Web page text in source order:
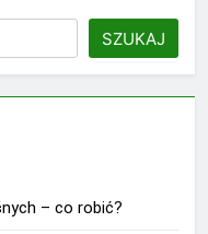
SZUKAJ
– co robić?